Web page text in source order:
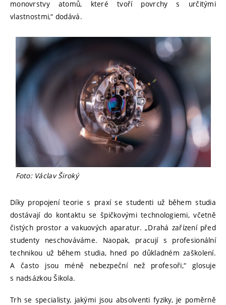
monovrstvy atomů, které tvoří povrchy s určitými
vlastnostmi,“ dodává.
Foto: Václav Široký
Díky propojení teorie s praxí se studenti už během studia
dostávají do kontaktu se špičkovými technologiemi, včetně
čistých prostor a vakuových aparatur. „Drahá zařízení před
studenty neschováváme. Naopak, pracují s profesionální
technikou už během studia, hned po důkladném zaškolení.
A často jsou méně nebezpeční než profesoři,“ glosuje
s nadsázkou Šikola.
Trh se specialisty, jakými jsou absolventi fyziky, je poměrně